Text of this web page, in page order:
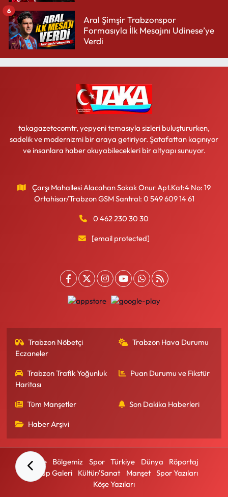
Aral Şimşir Trabzonspor
Formasıyla İlk Mesajını Udinese’ye
Verdi
6
takagazetecomtr, yepyeni temasıyla sizleri buluştururken,
sadelik ve modernizmi bir araya getiriyor. Şatafattan kaçınıyor
ve insanlara haber okuyabilecekleri bir altyapı sunuyor.
Çarşı Mahallesi Alacahan Sokak Onur Apt.Kat:4 No: 19
Ortahisar/Trabzon GSM Santral: 0 549 609 14 61
0 462 230 30 30
[email protected]
Trabzon Nöbetçi
Eczaneler
Trabzon Hava Durumu
Trabzon Trafik Yoğunluk
Haritası
Puan Durumu ve Fikstür
Tüm Manşetler Son Dakika Haberleri
Haber Arşivi
Künye Bölgemiz Spor Türkiye Dünya
Röportaj
Mektup Galeri
Kültür/Sanat Manşet
Spor Yazıları
Köşe Yazıları